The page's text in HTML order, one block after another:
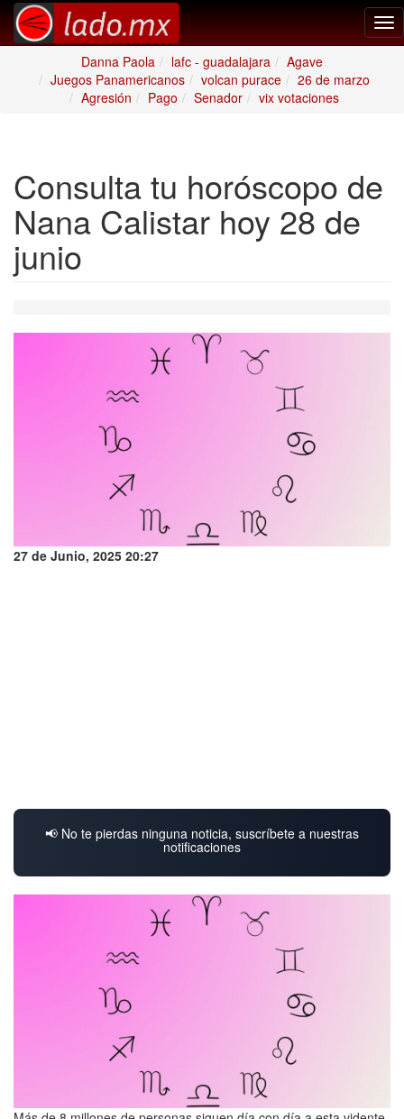
Danna Paola
lafc - guadalajara
Agave
Juegos Panamericanos
volcan purace
26 de marzo
Agresión
Pago Senador vix votaciones
Consulta tu horóscopo de
Nana Calistar hoy 28 de
junio
27 de Junio, 2025 20:27
📢 No te pierdas ninguna noticia, suscríbete a nuestras
notificaciones